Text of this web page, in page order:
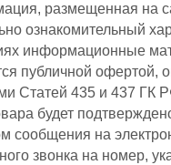
размещенная на
ознакомительный
информационные
публичной офертой,
Статей 435 и 437 ГК
будет
сообщения на
звонка на номер,